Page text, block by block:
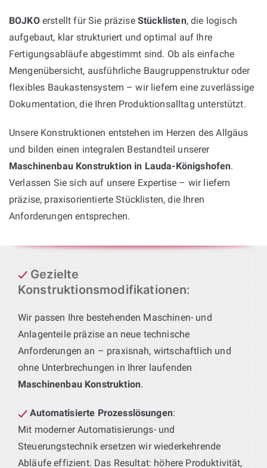
BOJKOerstellt für Sie präzise Stücklisten, die logisch
aufgebaut, klar strukturiert und optimal auf Ihre
Fertigungsabläufe abgestimmt sind. Ob als einfache
Mengenübersicht, ausführliche Baugruppenstruktur oder
flexibles Baukastensystem – wir liefern eine zuverlässige
Dokumentation, die Ihren Produktionsalltag unterstützt.
Unsere Konstruktionen entstehen im Herzen des Allgäus
und bilden einen integralen Bestandteil unserer
Maschinenbau Konstruktion in Lauda-Königshofen.
Verlassen Sie sich auf unsere Expertise – wir liefern
präzise, praxisorientierte Stücklisten, die Ihren
Anforderungen entsprechen.
Gezielte
Konstruktionsmodifikationen:
Wir passen Ihre bestehenden Maschinen- und
Anlagenteile präzise an neue technische
Anforderungen an – praxisnah, wirtschaftlich und
ohne Unterbrechungen in Ihrer laufenden
Maschinenbau Konstruktion.
Automatisierte Prozesslösungen:
Mit moderner Automatisierungs- und
Steuerungstechnik ersetzen wir wiederkehrende
Abläufe effizient. Das Resultat: höhere Produktivität,